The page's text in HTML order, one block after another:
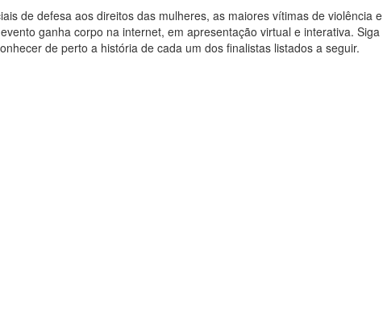
de defesa aos direitos das mulheres, as maiores vítimas de violência e
ganha corpo na internet, em apresentação virtual e interativa. Siga
de perto a história de cada um dos finalistas listados a seguir.